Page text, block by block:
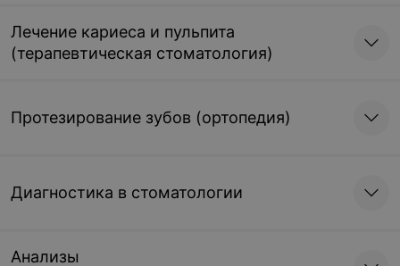
Лечение кариеса и пульпита
(терапевтическая стоматология)
Протезирование зубов (ортопедия)
Диагностика в стоматологии
Анализы